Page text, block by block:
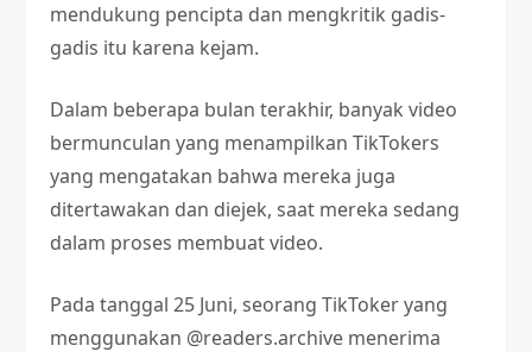
mendukung pencipta dan mengkritik gadis-
gadis itu karena kejam.
Dalam beberapa bulan terakhir, banyak video
bermunculan yang menampilkan TikTokers
yang mengatakan bahwa mereka juga
ditertawakan dan diejek, saat mereka sedang
dalam proses membuat video.
Pada tanggal 25 Juni, seorang TikToker yang
menggunakan @readers.archive menerima